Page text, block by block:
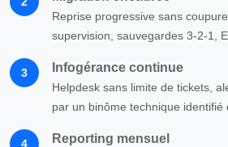
Reprise progressive sans
supervision, sauvegardes 3-2-1,
3 Infogérance continue
Helpdesk sans limite de tickets,
par un binôme technique identifié
4 Reporting mensuel